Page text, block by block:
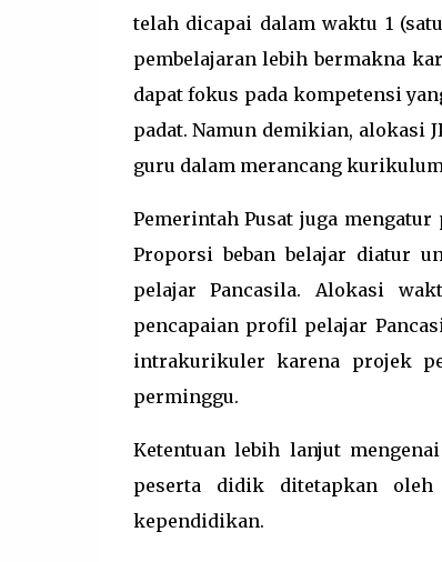
telah dicapai dalam waktu 1
pembelajaran lebih bermakna
dapat fokus pada kompetensi
padat. Namun demikian, alokasi
guru dalam merancang
Pemerintah Pusat juga
Proporsi beban belajar diatur
pelajar Pancasila. Alokasi
pencapaian profil pelajar
intrakurikuler karena projek
perminggu.
Ketentuan lebih lanjut
peserta didik ditetapkan
kependidikan.